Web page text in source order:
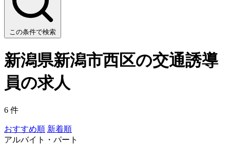
この条件で検索
新潟県新潟市西区の交通誘導
員の求人
6 件
おすすめ順 新着順
アルバイト・パート